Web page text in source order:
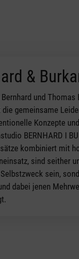
&
Bernhard und
die gemeinsame
Konzepte
BERNHARD I
kombiniert mit
sind seither
sein,
dabei jenen